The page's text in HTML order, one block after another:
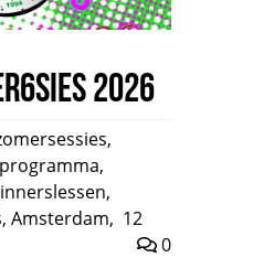
2026
,
,
,
, Amsterdam, 12
0